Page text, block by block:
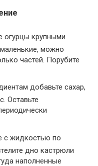
огурцы крупными
можно
частей. Порубите
добавьте сахар,
Оставьте
с жидкостью по
дно кастрюли
наполненные